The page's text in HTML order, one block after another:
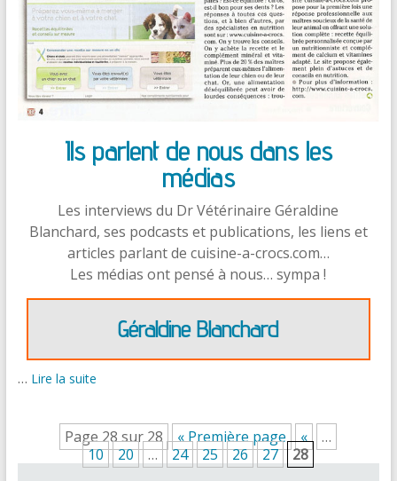
Ils parlent de nous dans les
médias
Les interviews du Dr Vétérinaire Géraldine
Blanchard, ses podcasts et publications, les liens et
articles parlant de cuisine-a-crocs.com…
Les médias ont pensé à nous… sympa !
Géraldine Blanchard
… Lire la suite
Page 28 sur 28 « Première page «
…
10
20 … 24 25 26 27
28